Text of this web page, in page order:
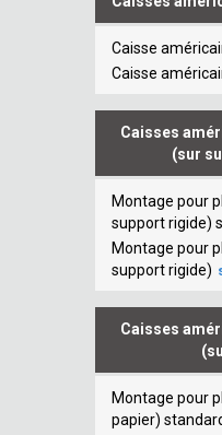
Caisse
Caisse
Caisses
(sur
Montage pour
support rigide)
Montage pour
support rigide)
Caisses
Montage pour
papier)